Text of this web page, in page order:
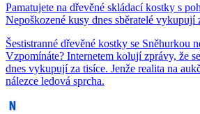
Pamatujete na dřevěné skládací kostky s
Nepoškozené kusy dnes sběratelé vykupují
Šestistranné dřevěné kostky se Sněhurkou
Vzpomínáte? Internetem kolují zprávy, že
dnes vykupují za tisíce. Jenže realita na
nálezce ledová sprcha.